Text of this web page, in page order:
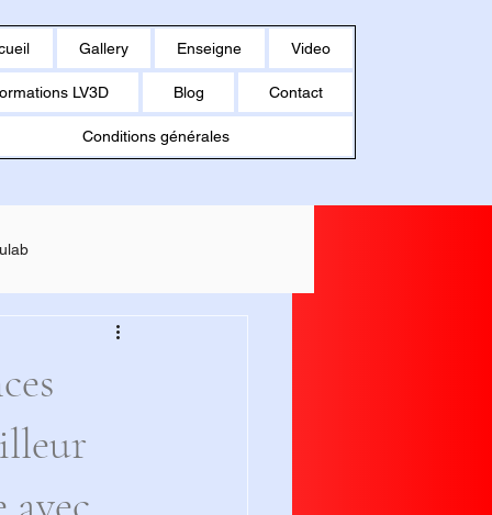
Gallery Enseigne Video
LV3D Blog Contact
Conditions générales